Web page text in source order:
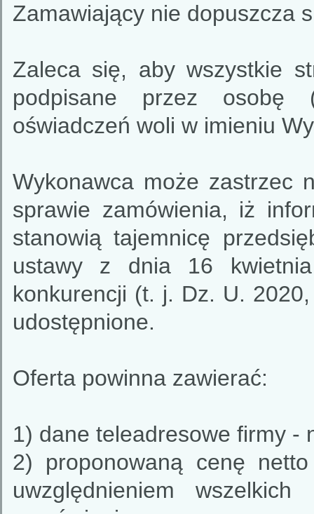
Zamawiający nie dopuszcza
Zaleca się, aby wszystkie
podpisane przez osobę
oświadczeń woli w imieniu
Wykonawca może zastrzec
sprawie zamówienia, iż
stanowią tajemnicę
ustawy z dnia 16
konkurencji (t. j. Dz. U.
udostępnione.
Oferta powinna zawierać:
1) dane teleadresowe firmy -
2) proponowaną cenę
uwzględnieniem